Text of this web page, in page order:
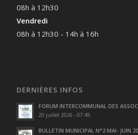
08h à 12h30
Vendredi
08h à 12h30 - 14h à 16h
DERNIÈRES INFOS
FORUM INTERCOMMUNAL DES
20 juillet 2026 - 07:49
BULLETIN MUNICIPAL N°2 MAI- JUIN